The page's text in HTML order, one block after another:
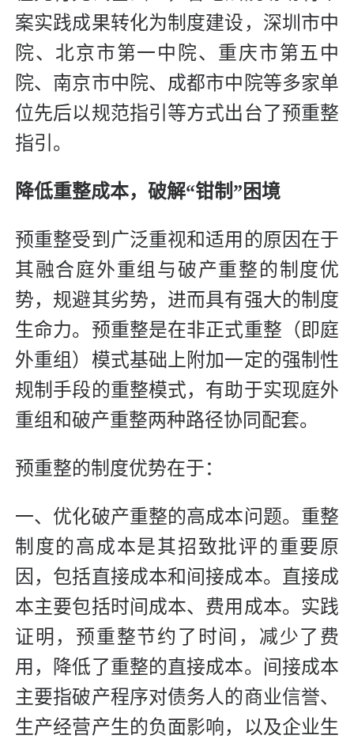
案实践成果转化为制度建设，深圳市中
院、北京市第一中院、重庆市第五中
院、南京市中院、成都市中院等多家单
位先后以规范指引等方式出台了预重整
指引。
降低重整成本，破解“钳制”困境
预重整受到广泛重视和适用的原因在于
其融合庭外重组与破产重整的制度优
势，规避其劣势，进而具有强大的制度
生命力。预重整是在非正式重整（即庭
外重组）模式基础上附加一定的强制性
规制手段的重整模式，有助于实现庭外
重组和破产重整两种路径协同配套。
预重整的制度优势在于：
一、优化破产重整的高成本问题。重整
制度的高成本是其招致批评的重要原
因，包括直接成本和间接成本。直接成
本主要包括时间成本、费用成本。实践
证明，预重整节约了时间，减少了费
用，降低了重整的直接成本。间接成本
主要指破产程序对债务人的商业信誉、
生产经营产生的负面影响，以及企业生